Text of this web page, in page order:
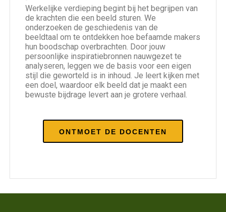
Werkelijke verdieping begint bij het begrijpen van
de krachten die een beeld sturen. We
onderzoeken de geschiedenis van de
beeldtaal om te ontdekken hoe befaamde makers
hun boodschap overbrachten. Door jouw
persoonlijke inspiratiebronnen nauwgezet te
analyseren, leggen we de basis voor een eigen
stijl die geworteld is in inhoud. Je leert kijken met
een doel, waardoor elk beeld dat je maakt een
bewuste bijdrage levert aan je grotere verhaal.
ONTMOET DE DOCENTEN